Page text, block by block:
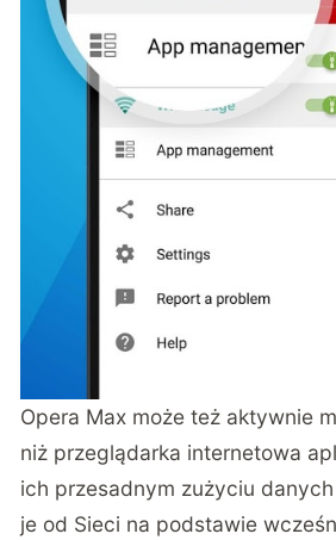
Opera Max może też aktywnie
niż przeglądarka internetowa
ich przesadnym zużyciu
je od Sieci na podstawie